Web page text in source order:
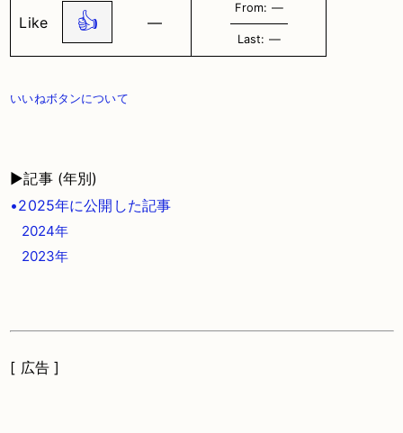
Like 👍 ―
From: ―
Last: ―
いいねボタンについて
▶記事 (年別)
•2025年に公開した記事
2024年
2023年
[ 広告 ]